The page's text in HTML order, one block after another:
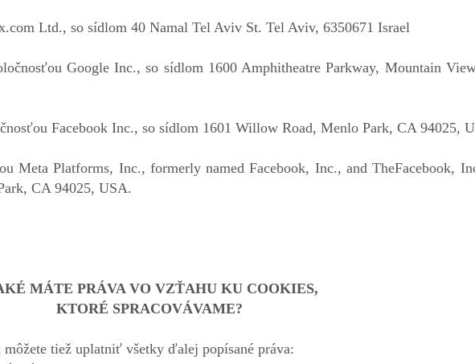
Ltd., so sídlom 40 Namal Tel Aviv St. Tel Aviv, 6350671 Israel
Google Inc., so sídlom 1600 Amphitheatre Parkway, Mountain
Facebook Inc., so sídlom 1601 Willow Road, Menlo Park, CA 94025,
Meta Platforms, Inc., formerly named Facebook, Inc., and TheFacebook,
CA 94025, USA.
MÁTE PRÁVA VO VZŤAHU KU COOKIES,
KTORÉ SPRACOVÁVAME?
tiež uplatniť všetky ďalej popísané práva: